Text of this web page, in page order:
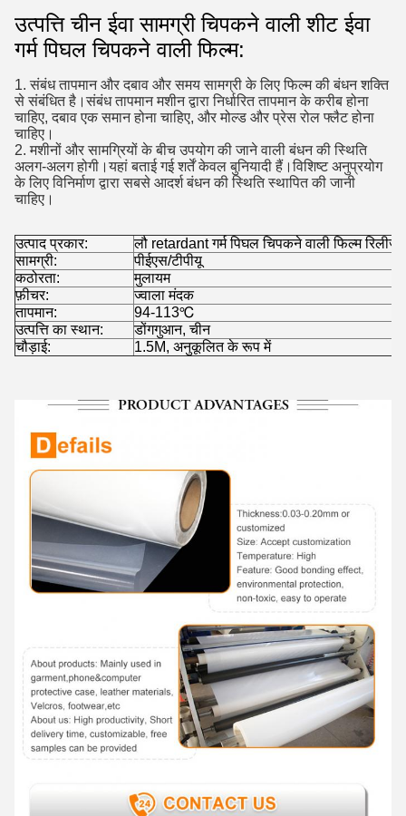
उत्पत्ति चीन ईवा सामग्री चिपकने वाली शीट ईवा
गर्म पिघल चिपकने वाली फिल्म:
1. संबंध तापमान और दबाव और समय सामग्री के लिए फिल्म की बंधन शक्ति
से संबंधित है।संबंध तापमान मशीन द्वारा निर्धारित तापमान के करीब होना
चाहिए, दबाव एक समान होना चाहिए, और मोल्ड और प्रेस रोल फ्लैट होना
चाहिए।
2. मशीनों और सामग्रियों के बीच उपयोग की जाने वाली बंधन की स्थिति
अलग-अलग होगी।यहां बताई गई शर्तें केवल बुनियादी हैं।विशिष्ट अनुप्रयोग
के लिए विनिर्माण द्वारा सबसे आदर्श बंधन की स्थिति स्थापित की जानी
चाहिए।
उत्पाद प्रकार:
लौ retardant गर्म पिघल चिपकने वाली फिल्म
सामग्री:
पीईएस/टीपीयू
कठोरता:
मुलायम
फ़ीचर:
ज्वाला मंदक
तापमान:
94-113℃
उत्पत्ति का स्थान:
डोंगगुआन, चीन
चौड़ाई:
1.5M, अनुकूलित के रूप में